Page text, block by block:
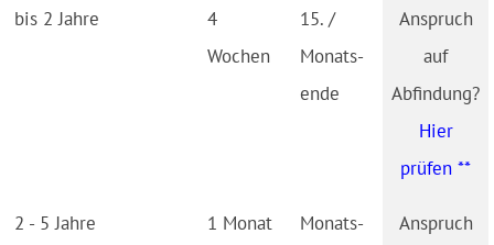
bis 2 Jahre
4
Wochen
15. /
Monats­
ende
Hier
prüfen **
2 - 5 Jahre 1 Monat
Monats­